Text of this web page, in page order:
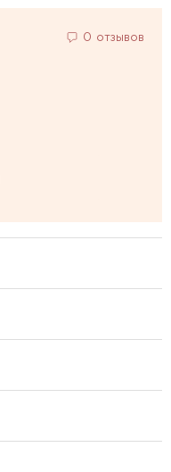
0 отзывов